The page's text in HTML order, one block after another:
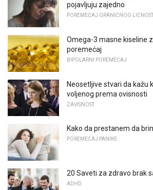
pojavljuju zajedno
POREMEĆAJ GRANIČNOG
Omega-3 masne kiseline
poremećaj
BIPOLARNI POREMEĆAJ
Neosetljive stvari da kažu
voljenog prema ovisnosti
ZAVISNOST
Kako da prestanem da
POREMEĆAJ PANIKE
20 Saveti za zdravo brak
ADHD